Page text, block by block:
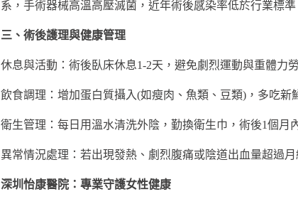
系，手術器械高溫高壓滅菌，近年術後感染率低於行業標
三、術後護理與健康管理
休息與活動：術後臥床休息1-2天，避免劇烈運動與重體力
飲食調理：增加蛋白質攝入(如瘦肉、魚類、豆類)，多吃新
衛生管理：每日用溫水清洗外陰，勤換衛生巾，術後1個月
異常情況處理：若出現發熱、劇烈腹痛或陰道出血量超過月
深圳怡康醫院：專業守護女性健康